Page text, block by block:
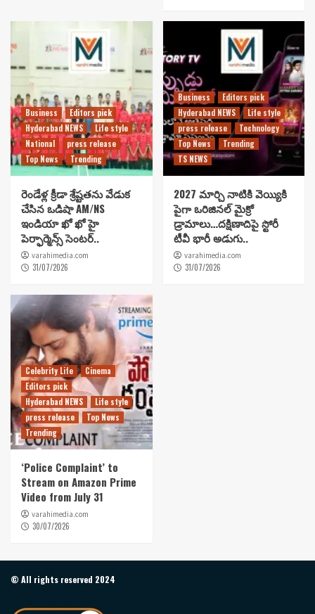
Business
Editors pick
Hyderabad NEWS
Life style
National
press release
Top News
Trending
రెండేళ్ల క్రీడా శ్రేష్టతను వేడుక
చేసిన ఒడిషా AM/NS
ఇండియా ఖో ఖో హై
పెర్ఫార్మెన్స్ సెంటర్..
varahimedia.com
31/07/2026
Business
Editors pick
Hyderabad NEWS
Life style
press release
Technology
Top News
Trending
TS NEWS
2027 మార్చి నాటికి వెయ్యికి
పైగా ఒరిజినల్ మైక్రో
డ్రామాలు…దక్షిణాదిపై స్టోరీ
టీవీ భారీ అడుగు..
varahimedia.com
31/07/2026
Celebrity Life
Cinema
Editors pick
Hyderabad NEWS
Life style
press release
Top News
Trending
‘Police Complaint’ to
Stream on Amazon Prime
Video from July 31
varahimedia.com
30/07/2026
© All rights reserved 2024